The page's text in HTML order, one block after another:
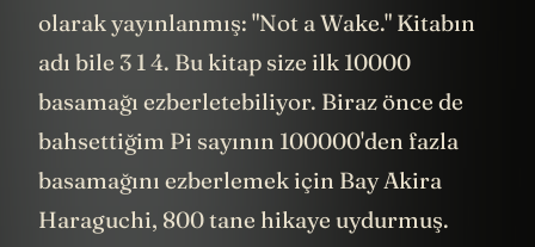
olarak yayınlanmış: "Not a Wake." Kitabın
adı bile 3 1 4. Bu kitap size ilk 10000
basamağı ezberletebiliyor. Biraz önce de
bahsettiğim Pi sayının 100000'den fazla
basamağını ezberlemek için Bay Akira
Haraguchi, 800 tane hikaye uydurmuş.